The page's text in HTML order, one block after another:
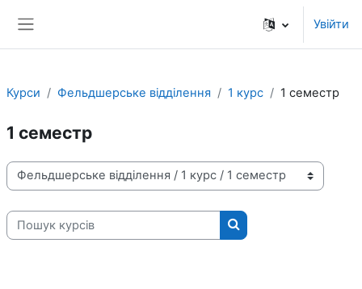
Увійти
Курси Фельдшерське відділення 1 курс 1 семестр
1 семестр
Категорії курсів
Пошук курсів
Пошук курсів